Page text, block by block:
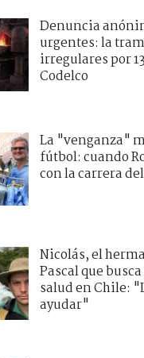
Denuncia
urgentes: la
irregulares por
Codelco
La "venganza"
fútbol: cuando
con la carrera
Nicolás, el
Pascal que
salud en Chile:
ayudar"